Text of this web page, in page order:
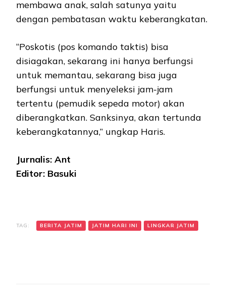
membawa anak, salah satunya yaitu
dengan pembatasan waktu keberangkatan.
“Poskotis (pos komando taktis) bisa
disiagakan, sekarang ini hanya berfungsi
untuk memantau, sekarang bisa juga
berfungsi untuk menyeleksi jam-jam
tertentu (pemudik sepeda motor) akan
diberangkatkan. Sanksinya, akan tertunda
keberangkatannya,” ungkap Haris.
Jurnalis: Ant
Editor: Basuki
TAG: BERITA JATIM JATIM HARI INI LINGKAR JATIM